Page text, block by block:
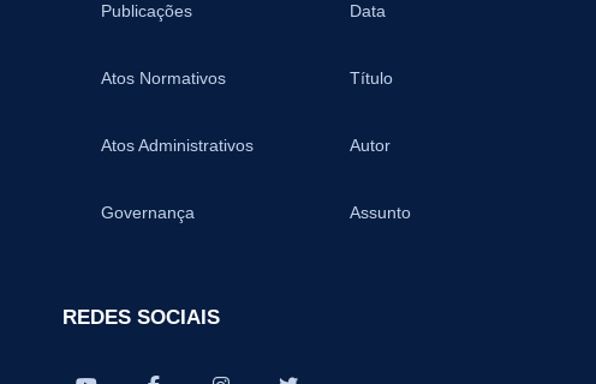
Publicações
Atos Normativos
Atos Administrativos
Governança
Data
Título
Autor
Assunto
REDES SOCIAIS